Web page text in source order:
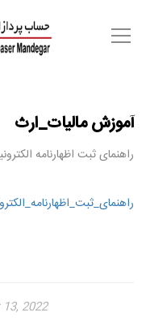
آموزش مالیات_ارث
راهنمای ثبت اظهارنامه
2022